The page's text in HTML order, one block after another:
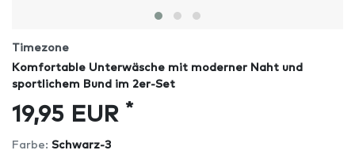
Timezone
Komfortable Unterwäsche mit moderner Naht und
sportlichem Bund im 2er-Set
19,95 EUR *
Farbe: Schwarz-3